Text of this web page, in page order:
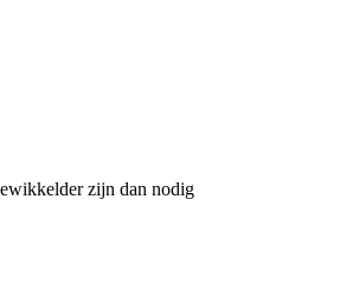
zijn dan nodig